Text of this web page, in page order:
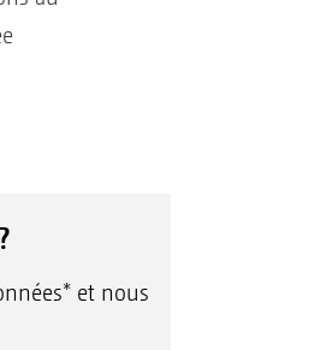
et nous